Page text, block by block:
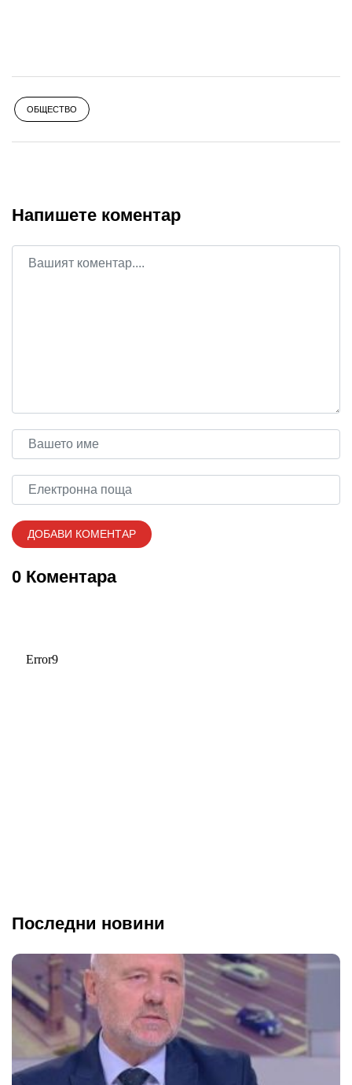
ОБЩЕСТВО
Напишете коментар
0 Коментара
Последни новини